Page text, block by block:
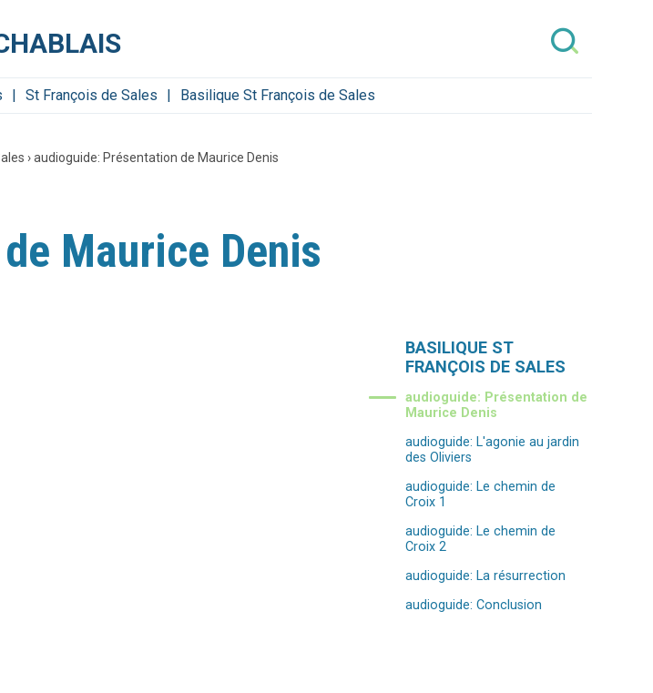
St François de Sales Basilique St François de Sales
›audioguide: Présentation de Maurice Denis
Navigation
BASILIQUE ST
FRANÇOIS DE SALES
audioguide: Présentation de
Maurice Denis
audioguide: L'agonie au jardin
des Oliviers
audioguide: Le chemin de
Croix 1
audioguide: Le chemin de
Croix 2
audioguide: La résurrection
audioguide: Conclusion
Maurice Denis